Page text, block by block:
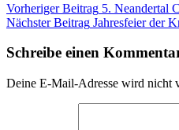
Vorheriger Beitrag 5. Neandertal
Nächster Beitrag Jahresfeier der
Schreibe einen
Deine E-Mail-Adresse wird nicht